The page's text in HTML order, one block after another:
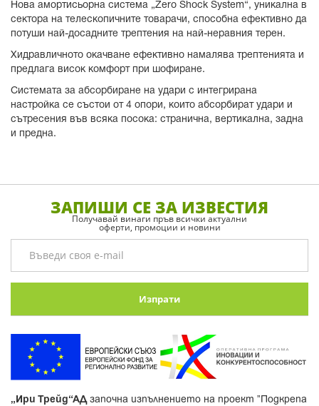
Нова амортисьорна система „Zero Shock System“, уникална в
сектора на телескопичните товарачи, способна ефективно да
потуши най-досадните трептения на най-неравния терен.
Хидравличното окачване ефективно намалява трептенията и
предлага висок комфорт при шофиране.
Системата за абсорбиране на удари с интегрирана
настройка се състои от 4 опори, които абсорбират удари и
сътресения във всяка посока: странична, вертикална, задна
и предна.
ЗАПИШИ СЕ ЗА ИЗВЕСТИЯ
Получавай винаги пръв всички актуални
оферти, промоции и новини
Изпрати
„Ири Трейд“АДзапочна изпълнението на проект ”Подкрепа